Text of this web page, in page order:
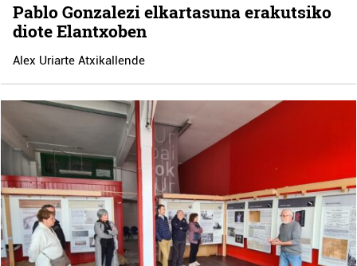
Pablo Gonzalezi elkartasuna erakutsiko
diote Elantxoben
Alex Uriarte Atxikallende